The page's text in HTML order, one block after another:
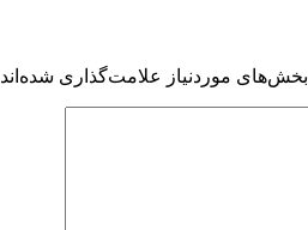
بخش‌های موردنیاز علامت‌گذاری شده‌اند